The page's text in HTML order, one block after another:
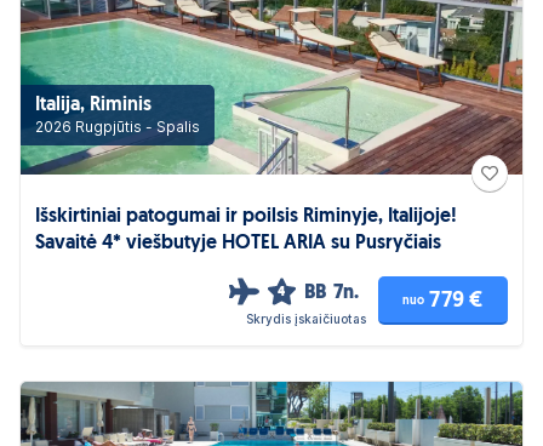
Italija, Riminis
2026 Rugpjūtis - Spalis
Išskirtiniai patogumai ir poilsis Riminyje, Italijoje!
Savaitė 4* viešbutyje HOTEL ARIA su Pusryčiais
4 BB 7n.
Skrydis įskaičiuotas
nuo 779 €